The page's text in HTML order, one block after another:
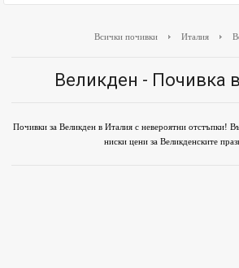
Всички почивки Италия
Великден - Почивка
Почивки за Великден в Италия с невероятни отстъпки!
ниски цени за Великденските